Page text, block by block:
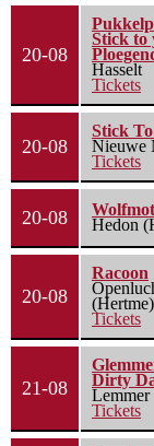
20-08
Stick to
Hasselt
Tickets
20-08
Stick
Nieuwe
Tickets
20-08
Hedon
20-08
Racoon
Tickets
21-08
Dirty
Lemmer
Tickets